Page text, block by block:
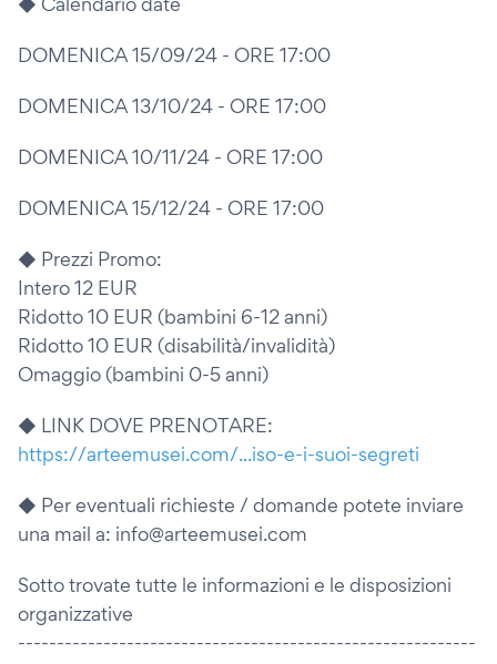
DOMENICA 15/09/24 - ORE 17:00
DOMENICA 13/10/24 - ORE 17:00
DOMENICA 10/11/24 - ORE 17:00
DOMENICA 15/12/24 - ORE 17:00
◆ Prezzi Promo:
Intero 12 EUR
Ridotto 10 EUR (bambini 6-12 anni)
Ridotto 10 EUR (disabilità/invalidità)
Omaggio (bambini 0-5 anni)
◆ LINK DOVE PRENOTARE:
https://arteemusei.com/...iso-e-i-suoi-segreti
◆ Per eventuali richieste / domande potete inviare
una mail a: info@arteemusei.com
Sotto trovate tutte le informazioni e le disposizioni
organizzative
-----------------------------------------------------------